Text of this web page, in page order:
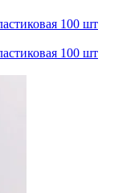
100 шт
100 шт